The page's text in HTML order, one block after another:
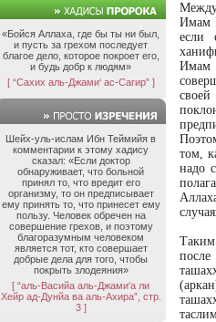
«Бойся Аллаха, где бы ты ни был,
и пусть за грехом последует
благое дело, которое покроет его,
и будь добр к людям»
[ “Сахих аль-Джами‘ ас-Сагир” ]
Шейх-уль-ислам Ибн Теймийя в
комментарии к этому хадису
сказал: «Если доктор
обнаруживает, что больной
принял то, что вредит его
организму, то он предписывает
ему принять то, что принесет ему
пользу. Человек обречен на
совершение грехов, и поэтому
благоразумным человеком
является тот, кто совершает
добрые дела для того, чтобы
покрыть злодеяния»
[ “аль-Васийа аль-Джами‘а ли
Хейр ад-Дунйа ва аль-Ахира”, стр.
3 ]
Имам
если
Имам
том,
надо
Таким